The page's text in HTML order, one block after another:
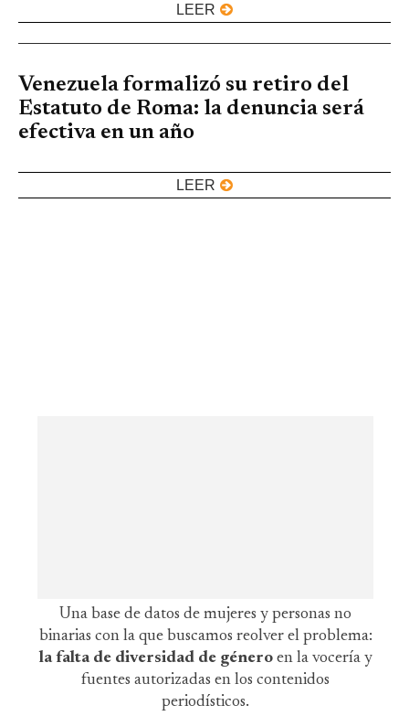
LEER
Venezuela formalizó su retiro del
Estatuto de Roma: la denuncia será
efectiva en un año
LEER
Una base de datos de mujeres y personas no
binarias con la que buscamos reolver el problema:
la falta de diversidad de género en la vocería y
fuentes autorizadas en los contenidos
periodísticos.